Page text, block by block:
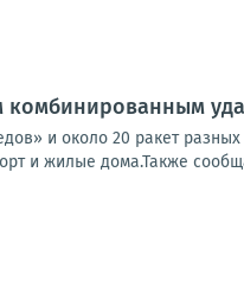
и около 20 ракет
и жилые дома.Также